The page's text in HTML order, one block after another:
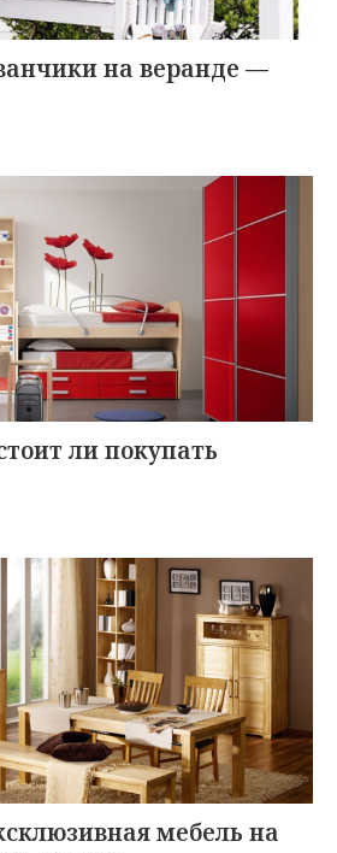
на веранде —
ли покупать
мебель на